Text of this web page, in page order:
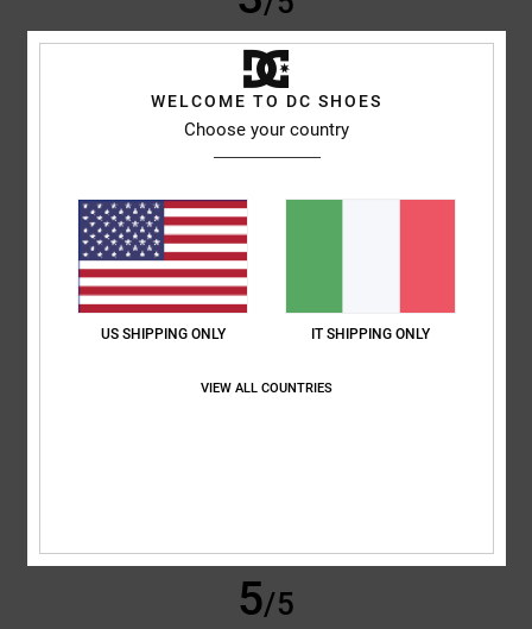
28. maggio 2026
Acquisto verificato
Ottimo, ma troppo piccolo
Materiale: 4/5 Colore: 4/5
Consiglio questo prodotto
5 /5
5/5
WELCOME TO DC SHOES
Choose your country
US SHIPPING ONLY IT SHIPPING ONLY
VIEW ALL COUNTRIES